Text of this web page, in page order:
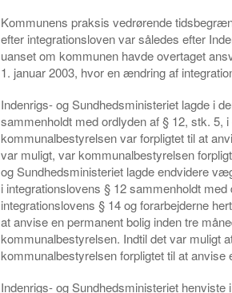
Kommunens praksis vedrørende
efter integrationsloven var således efter
uanset om kommunen havde overtaget
1. januar 2003, hvor en ændring af
Indenrigs- og Sundhedsministeriet lagde i
sammenholdt med ordlyden af § 12, stk. 5,
kommunalbestyrelsen var forpligtet til at
var muligt, var kommunalbestyrelsen
og Sundhedsministeriet lagde endvidere
i integrationslovens § 12 sammenholdt
integrationslovens § 14 og forarbejderne
at anvise en permanent bolig inden tre
kommunalbestyrelsen. Indtil det var muligt
kommunalbestyrelsen forpligtet til at anvise
Indenrigs- og Sundhedsministeriet henviste